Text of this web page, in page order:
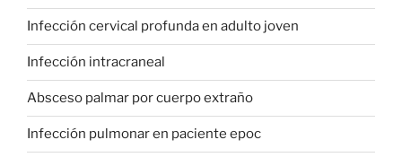
Infección cervical profunda en adulto joven
Infección intracraneal
Absceso palmar por cuerpo extraño
Infección pulmonar en paciente epoc